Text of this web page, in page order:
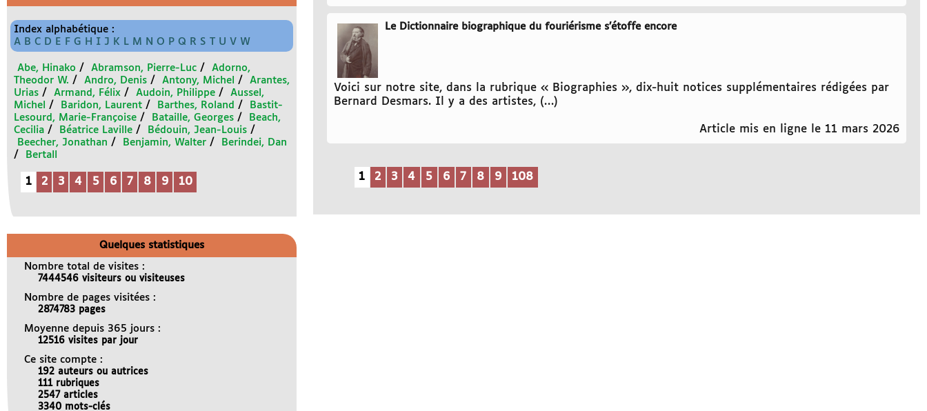
Le Dictionnaire biographique du fouriérisme s’étoffe encore
Voici sur notre site, dans la rubrique « Biographies », dix-huit notices supplémentaires rédigées par
Bernard Desmars. Il y a des artistes, (…)
Article mis en ligne le 11 mars 2026
1 2 3 4 5 6 7 8 9 108
Index alphabétique :
A B C D E F G H I J K L M N O P Q R S T U V W
Abe, Hinako / Abramson, Pierre-Luc /
Adorno,
Theodor W. / Andro, Denis / Antony, Michel /
Arantes,
Urias / Armand, Félix / Audoin, Philippe /
Aussel,
Michel
/ Baridon, Laurent / Barthes, Roland /
Bastit-
Lesourd, Marie-Françoise / Bataille, Georges /
Beach,
Cecilia / Béatrice Laville / Bédouin, Jean-Louis /
Beecher, Jonathan / Benjamin, Walter /
Berindei, Dan
/
Bertall
1 2 3 4 5 6 7 8 9 10
Quelques statistiques
Nombre total de visites :
7444546 visiteurs ou visiteuses
Nombre de pages visitées :
2874783 pages
Moyenne depuis 365 jours :
12516 visites par jour
Ce site compte :
192 auteurs ou autrices
111 rubriques
2547 articles
3340 mots-clés